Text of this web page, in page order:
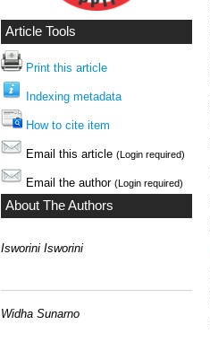
Article Tools
Print this article
Indexing metadata
How to cite item
Email this article (Login required)
Email the author (Login required)
About The Authors
Isworini Isworini
Widha Sunarno